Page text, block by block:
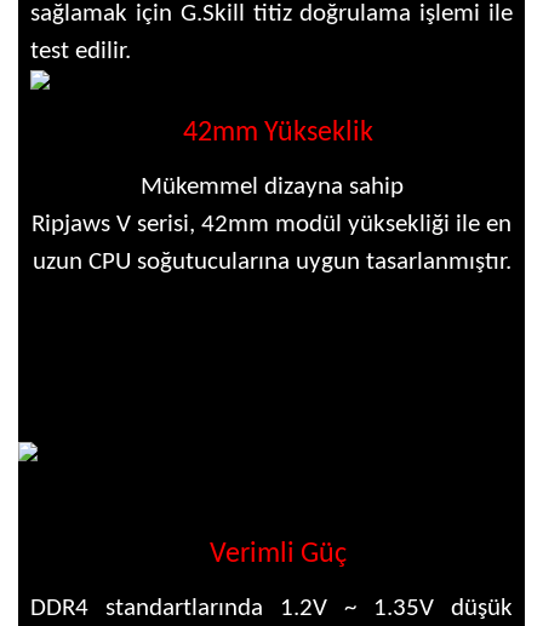
sağlamak için G.Skill titiz doğrulama işlemi ile
test edilir.
42mm Yükseklik
Mükemmel dizayna sahip
Ripjaws V serisi, 42mm modül yüksekliği ile en
uzun CPU soğutucularına uygun tasarlanmıştır.
Verimli Güç
DDR4 standartlarında 1.2V ~ 1.35V düşük